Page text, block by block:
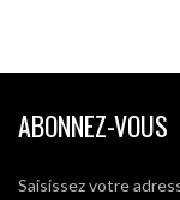
ABONNEZ-VOUS
Saisissez votre